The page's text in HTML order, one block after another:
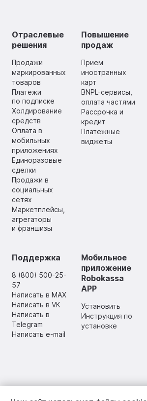
Отраслевые
решения
Продажи
маркированных
товаров
Платежи
по подписке
Холдирование
средств
Оплата в
мобильных
приложениях
Единоразовые
сделки
Продажи в
социальных
сетях
Маркетплейсы,
агрегаторы
и франшизы
Повышение
продаж
Прием
иностранных
карт
BNPL-сервисы,
оплата частями
Рассрочка и
кредит
Платежные
виджеты
Поддержка
8 (800) 500-25-
57
Написать в MAX
Написать в VK
Написать в
Telegram
Написать e-mail
Мобильное
приложение
Robokassa
APP
Установить
Инструкция по
установке